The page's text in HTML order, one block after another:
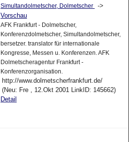
Simultandolmetscher, Dolmetscher
->
Vorschau
AFK Frankfurt - Dolmetscher,
Konferenzdolmetscher, Simultandolmetscher,
bersetzer. translator für internationale
Kongresse, Messen u. Konferenzen. AFK
Dolmetscheragentur Frankfurt -
Konferenzorganisation.
http://www.dolmetscherfrankfurt.de/
(Neu: Fre , 12.Okt 2001 LinkID: 145662)
Detail